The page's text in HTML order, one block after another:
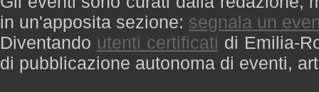
in un'apposita sezione: segnala un
Diventando utenti certificati di Emilia-
di pubblicazione autonoma di eventi,